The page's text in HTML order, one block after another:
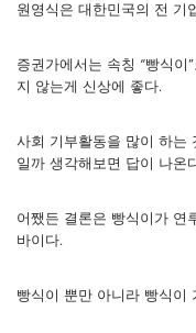
원영식은 대한민국의 전 기
증권가에서는 속칭 “빵식
지 않는게 신상에 좋다.
사회 기부활동을 많이 하는
일까 생각해보면 답이 나온
어쨌든 결론은 빵식이가 연
바이다.
빵식이 뿐만 아니라 빵식이